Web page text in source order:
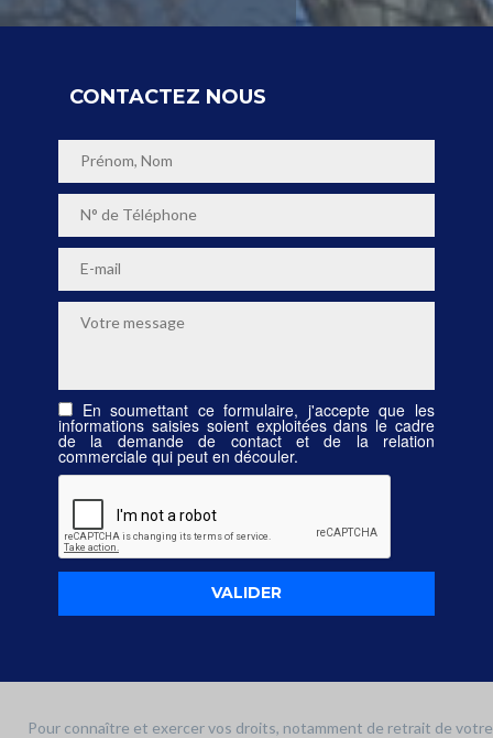
CONTACTEZ NOUS
En soumettant ce formulaire, j'accepte que les
informations saisies soient exploitées dans le cadre
de la demande de contact et de la relation
commerciale qui peut en découler.
Pour connaître et exercer vos droits, notamment de retrait de votre